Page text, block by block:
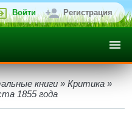
Войти Регистрация
книги » Критика »
1855 года